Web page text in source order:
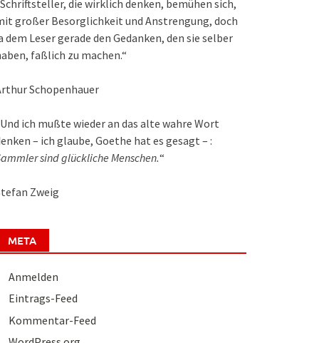
die wirklich denken, bemühen sich,
großer Besorglichkeit und Anstrengung, doch
dem Leser gerade den Gedanken, den sie selber
faßlich zu machen.“
Schopenhauer
ich mußte wieder an das alte wahre Wort
– ich glaube, Goethe hat es gesagt – :
sind glückliche Menschen.“
Zweig
META
Anmelden
Eintrags-Feed
Kommentar-Feed